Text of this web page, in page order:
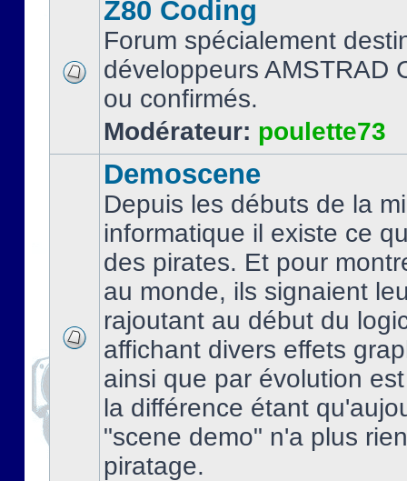
Z80 Coding
Forum spécialement
développeurs AMSTRAD
ou confirmés.
Modérateur: poulette73
Demoscene
Depuis les débuts de la
informatique il existe ce
des pirates. Et pour
au monde, ils signaient
rajoutant au début du
affichant divers effets
ainsi que par évolution
la différence étant
"scene demo" n'a plus
piratage.